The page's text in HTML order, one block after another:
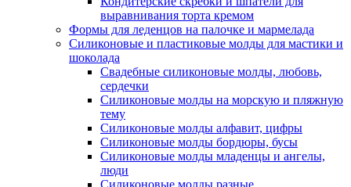
выравнивания торта кремом
Формы для леденцов на палочке и мармелада
Силиконовые и пластиковые молды для мастики и
шоколада
Свадебные силиконовые молды, любовь,
сердечки
Силиконовые молды на морскую и пляжную
тему
Силиконовые молды алфавит, цифры
Силиконовые молды бордюры, бусы
Силиконовые молды младенцы и ангелы,
люди
Силиконовые молды разные